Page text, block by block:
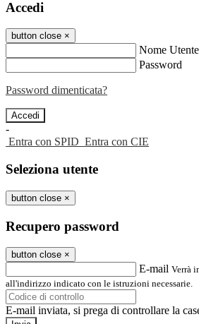
Accedi
button close ×
Nome Utente
Password
Password dimenticata?
-
Entra con SPID Entra con CIE
Seleziona utente
button close ×
Recupero password
button close ×
E-mail Verrà
all'indirizzo indicato con le istruzioni necessarie.
E-mail inviata, si prega di controllare la